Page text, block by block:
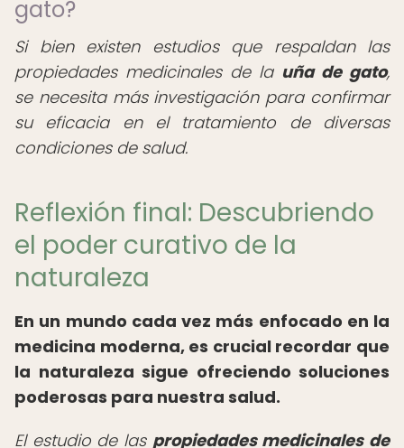
gato?
Si bien existen estudios que respaldan las
propiedades medicinales de la uña de gato,
se necesita más investigación para confirmar
su eficacia en el tratamiento de diversas
condiciones de salud.
Reflexión final: Descubriendo
el poder curativo de la
naturaleza
En un mundo cada vez más enfocado en la
medicina moderna, es crucial recordar que
la naturaleza sigue ofreciendo soluciones
poderosas para nuestra salud.
El estudio de las propiedades medicinales de